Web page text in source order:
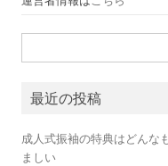
最近の投稿
成人式振袖の特典はどんな
ましい